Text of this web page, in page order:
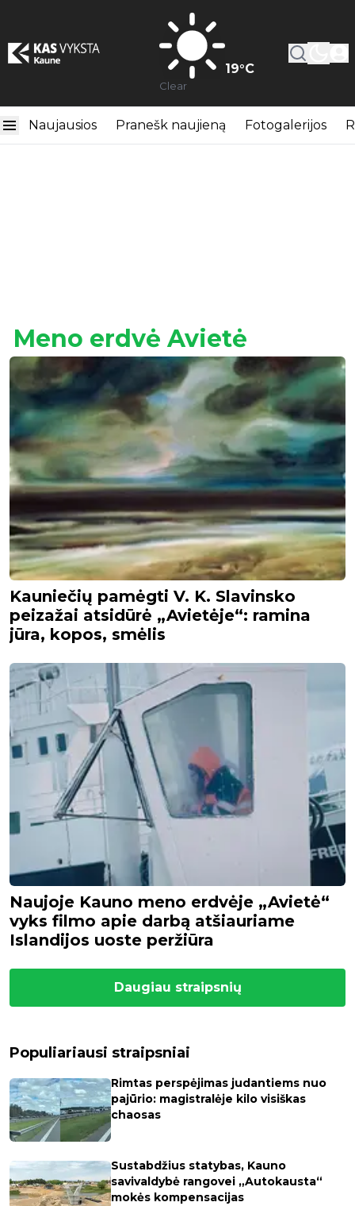
19°C
Clear
Naujausios Pranešk naujieną Fotogalerijos
Meno erdvė Avietė
Kauniečių pamėgti V. K. Slavinsko
peizažai atsidūrė „Avietėje“: ramina
jūra, kopos, smėlis
Naujoje Kauno meno erdvėje „Avietė“
vyks filmo apie darbą atšiauriame
Islandijos uoste peržiūra
Daugiau straipsnių
Populiariausi straipsniai
Rimtas perspėjimas judantiems nuo
pajūrio: magistralėje kilo visiškas
chaosas
Sustabdžius statybas, Kauno
savivaldybė rangovei „Autokausta“
mokės kompensacijas